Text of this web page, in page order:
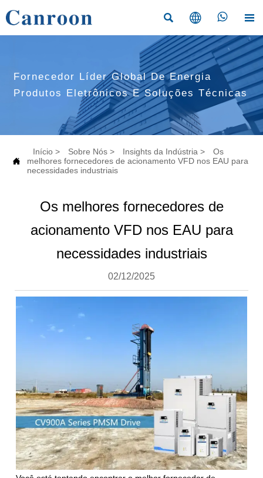
   
Fornecedor Líder Global De Energia
Produtos Eletrônicos E Soluções Técnicas

Início > Sobre Nós > Insights da Indústria >
Os
melhores fornecedores de acionamento VFD nos EAU para
necessidades industriais
Os melhores fornecedores de
acionamento VFD nos EAU para
necessidades industriais
02/12/2025